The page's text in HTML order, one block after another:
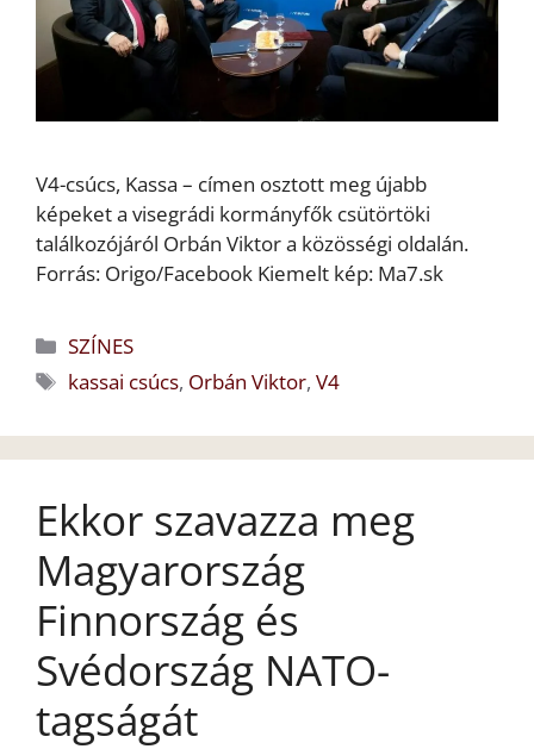
V4-csúcs, Kassa – címen osztott meg újabb
képeket a visegrádi kormányfők csütörtöki
találkozójáról Orbán Viktor a közösségi oldalán.
Forrás: Origo/Facebook Kiemelt kép: Ma7.sk
Kategória
SZÍNES
Címkék
kassai csúcs, Orbán Viktor,V4
Ekkor szavazza meg
Magyarország
Finnország és
Svédország NATO-
tagságát